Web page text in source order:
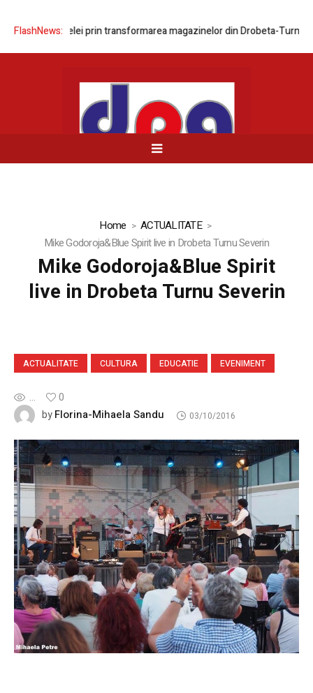
FlashNews:
rețelei prin transformarea magazinelor din Drobeta-Turnu
Home
ACTUALITATE
Mike Godoroja&Blue Spirit live in Drobeta Turnu Severin
Mike Godoroja&Blue Spirit
live in Drobeta Turnu Severin
ACTUALITATE CULTURA EDUCATIE EVENIMENT
...
0
byFlorina-Mihaela Sandu 03/10/2016